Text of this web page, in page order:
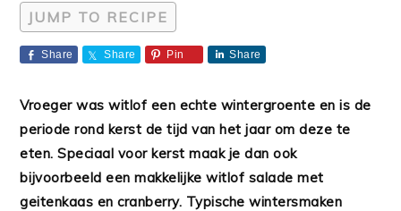
JUMP TO RECIPE
Share Share Pin Share
Vroeger was witlof een echte wintergroente en is de
periode rond kerst de tijd van het jaar om deze te
eten. Speciaal voor kerst maak je dan ook
bijvoorbeeld een makkelijke witlof salade met
geitenkaas en cranberry. Typische wintersmaken